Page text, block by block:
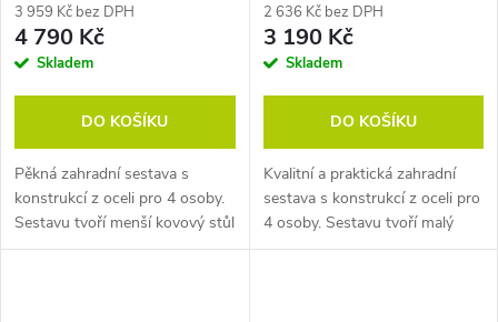
3 959 Kč bez DPH
4 790 Kč
Skladem
DO KOŠÍKU
Pěkná zahradní sestava s
konstrukcí z oceli pro 4 osoby.
Sestavu tvoří menší kovový stůl
se skleněnou deskou a
2 636 Kč bez DPH
3 190 Kč
Skladem
DO KOŠÍKU
Kvalitní a praktická zahradní
sestava s konstrukcí z oceli pro
4 osoby. Sestavu tvoří malý
kovový stůl se skleněnou